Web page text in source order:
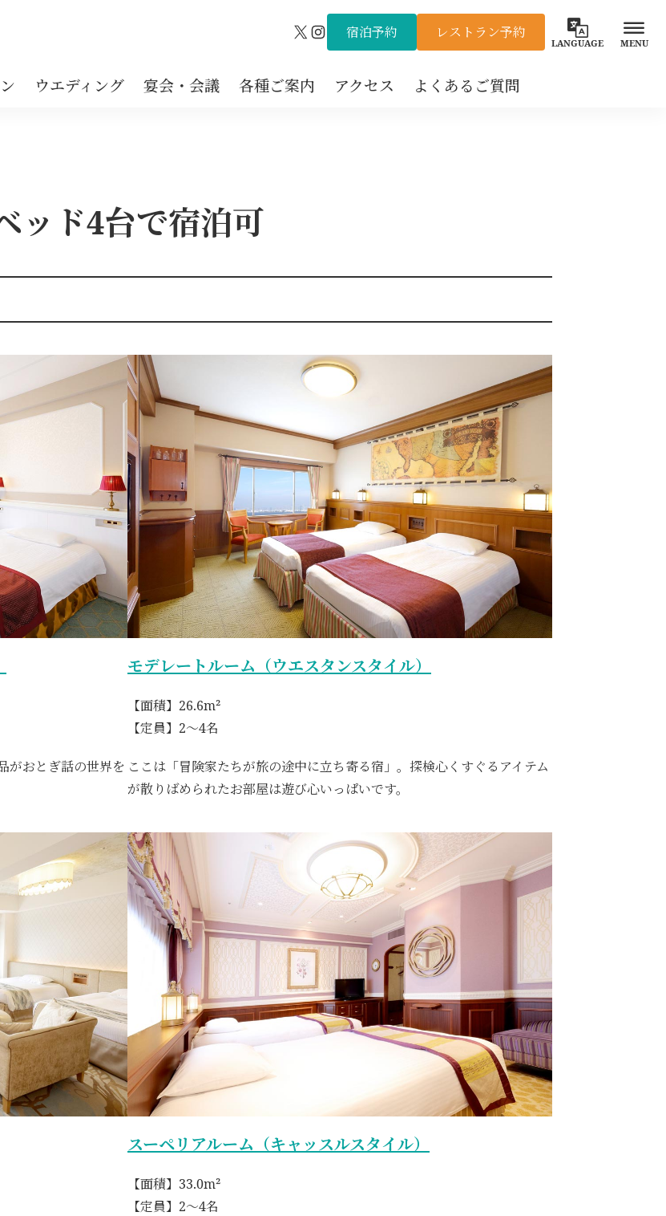
X Instagram宿泊予約 レストラン予約
LANGUAGE MENU
ウエディング 宴会・会議 各種ご案内 アクセス よくあるご質問
ッド4台で宿泊可
がおとぎ話の世界を
モデレートルーム（ウエスタンスタイル）
【面積】26.6m²
【定員】2～4名
ここは「冒険家たちが旅の途中に立ち寄る宿」。探検心くすぐるアイテム
が散りばめられたお部屋は遊び心いっぱいです。
スーペリアルーム（キャッスルスタイル）
【面積】33.0m²
【定員】2～4名